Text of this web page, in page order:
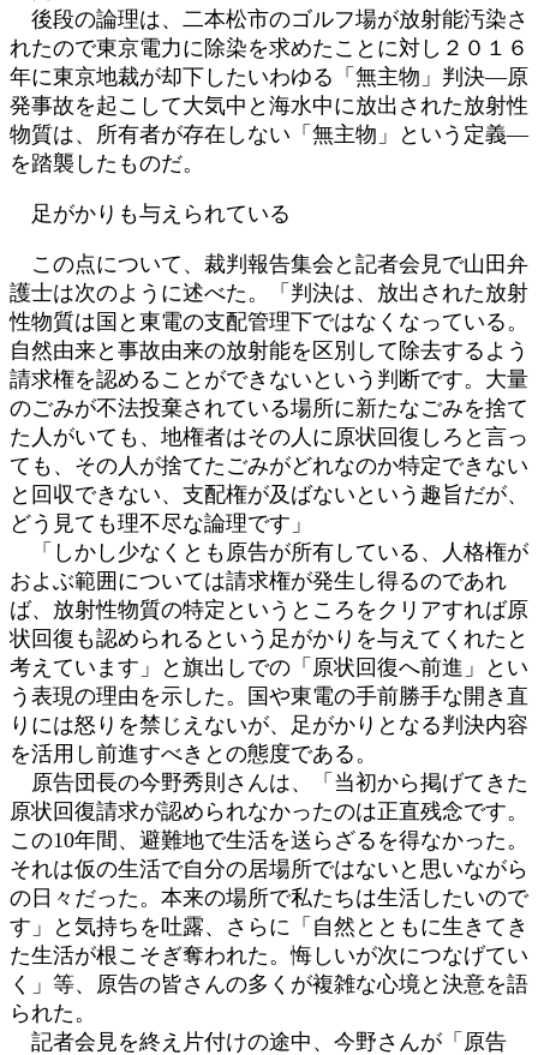
後段の論理は、二本松市のゴルフ場が放射能汚染さ
れたので東京電力に除染を求めたことに対し２０１６
年に東京地裁が却下したいわゆる「無主物」判決―原
発事故を起こして大気中と海水中に放出された放射性
物質は、所有者が存在しない「無主物」という定義―
を踏襲したものだ。
足がかりも与えられている
この点について、裁判報告集会と記者会見で山田弁
護士は次のように述べた。「判決は、放出された放射
性物質は国と東電の支配管理下ではなくなっている。
自然由来と事故由来の放射能を区別して除去するよう
請求権を認めることができないという判断です。大量
のごみが不法投棄されている場所に新たなごみを捨て
た人がいても、地権者はその人に原状回復しろと言っ
ても、その人が捨てたごみがどれなのか特定できない
と回収できない、支配権が及ばないという趣旨だが、
どう見ても理不尽な論理です」
「しかし少なくとも原告が所有している、人格権が
およぶ範囲については請求権が発生し得るのであれ
ば、放射性物質の特定というところをクリアすれば原
状回復も認められるという足がかりを与えてくれたと
考えています」と旗出しでの「原状回復へ前進」とい
う表現の理由を示した。国や東電の手前勝手な開き直
りには怒りを禁じえないが、足がかりとなる判決内容
を活用し前進すべきとの態度である。
原告団長の今野秀則さんは、「当初から掲げてきた
原状回復請求が認められなかったのは正直残念です。
この10年間、避難地で生活を送らざるを得なかった。
それは仮の生活で自分の居場所ではないと思いながら
の日々だった。本来の場所で私たちは生活したいので
す」と気持ちを吐露、さらに「自然とともに生きてき
た生活が根こそぎ奪われた。悔しいが次につなげてい
く」等、原告の皆さんの多くが複雑な心境と決意を語
られた。
記者会見を終え片付けの途中、今野さんが「原告